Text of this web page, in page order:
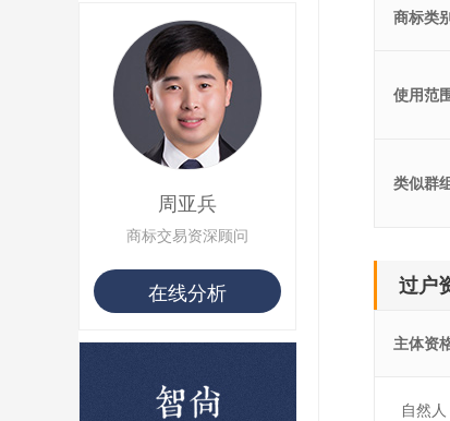
用户 S**19 购买 T***
用户 S**22 购买 茶***
用户 S**68 购买 俏***
周亚兵
商标交易资深顾问
在线分析
商标类
使用范
类似群
过户
主体资
自然人